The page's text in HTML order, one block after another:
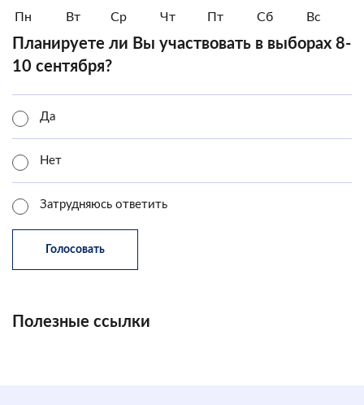
Пн Вт Ср Чт Пт Сб Вс
Планируете ли Вы участвовать в выборах 8-
10 сентября?
Да
Нет
Затрудняюсь ответить
Полезные ссылки